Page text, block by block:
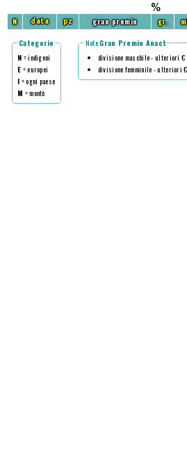
%
N data pz gran premio gr.
Categorie
N = indigeni
E = europei
I = ogni paese
M = montè
Note Gran Premio Anact
divisione maschile - ulteriori €
divisione femminile - ulteriori €